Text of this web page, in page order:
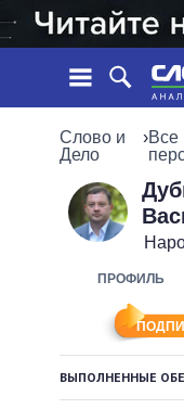
ЛЕНТА
СОБЫТИЯ
МНЕНИЯ
ОБЗОРЫ
ВСЕ
ВЕРХОВНАЯ
КАБИНЕТ
Слово и
Дело
›Все
ПРОФИЛЬ
ВЫПОЛНЕННЫЕ